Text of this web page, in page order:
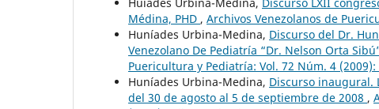
Médina, PHD , Archivos Venezolanos de
Huníades Urbina-Medina, Discurso del Dr.
Venezolano De Pediatría “Dr. Nelson Orta
Puericultura y Pediatría: Vol. 72 Núm. 4
Huníades Urbina-Medina, Discurso inaugural.
del 30 de agosto al 5 de septiembre de 2008 ,